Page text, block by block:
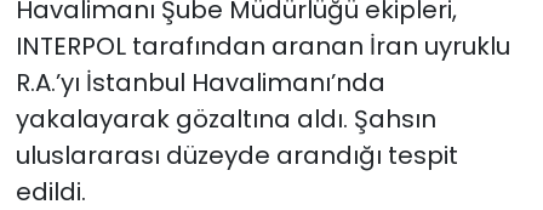
Havalimanı Şube Müdürlüğü ekipleri,
INTERPOL tarafından aranan İran uyruklu
R.A.’yı İstanbul Havalimanı’nda
yakalayarak gözaltına aldı. Şahsın
uluslararası düzeyde arandığı tespit
edildi.